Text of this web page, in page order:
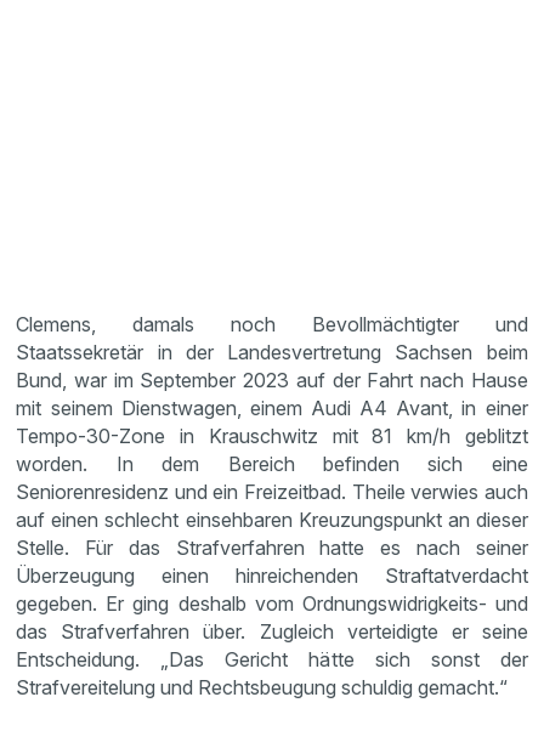
Clemens, damals noch Bevollmächtigter und
Staatssekretär in der Landesvertretung Sachsen beim
Bund, war im September 2023 auf der Fahrt nach Hause
mit seinem Dienstwagen, einem Audi A4 Avant, in einer
Tempo-30-Zone in Krauschwitz mit 81 km/h geblitzt
worden. In dem Bereich befinden sich eine
Seniorenresidenz und ein Freizeitbad. Theile verwies auch
auf einen schlecht einsehbaren Kreuzungspunkt an dieser
Stelle. Für das Strafverfahren hatte es nach seiner
Überzeugung einen hinreichenden Straftatverdacht
gegeben. Er ging deshalb vom Ordnungswidrigkeits- und
das Strafverfahren über. Zugleich verteidigte er seine
Entscheidung. „Das Gericht hätte sich sonst der
Strafvereitelung und Rechtsbeugung schuldig gemacht.“